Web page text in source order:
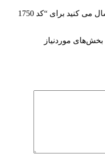
اولین نفری باشید که دیدگاهی را ارسال می کنید برای “کد 1750
بخش‌های موردنیاز